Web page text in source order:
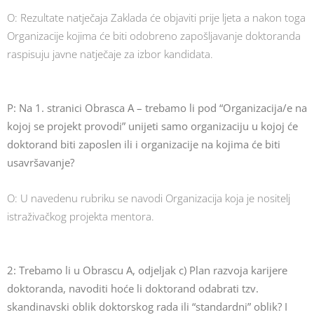
O: Rezultate natječaja Zaklada će objaviti prije ljeta a nakon toga
Organizacije kojima će biti odobreno zapošljavanje doktoranda
raspisuju javne natječaje za izbor kandidata.
P: Na 1. stranici Obrasca A – trebamo li pod “Organizacija/e na
kojoj se projekt provodi” unijeti samo organizaciju u kojoj će
doktorand biti zaposlen ili i organizacije na kojima će biti
usavršavanje?
O: U navedenu rubriku se navodi Organizacija koja je nositelj
istraživačkog projekta mentora.
2: Trebamo li u Obrascu A, odjeljak c) Plan razvoja karijere
doktoranda, navoditi hoće li doktorand odabrati tzv.
skandinavski oblik doktorskog rada ili “standardni” oblik? I